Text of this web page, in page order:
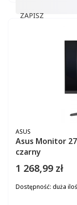
ZAPISZ
Asus Monitor 27
czarny
PRODUCENT
ASUS
Cena
1 268,99 zł
Dostępność: duża